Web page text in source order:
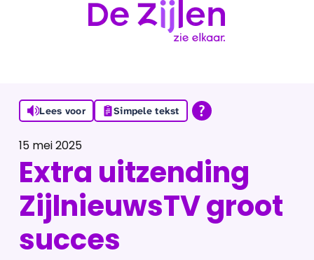
Lees voor Simpele tekst
15 mei 2025
Extra uitzending
ZijlnieuwsTV groot
succes